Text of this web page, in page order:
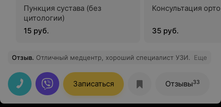
Пункция сустава (без
цитологии)
15 руб.
Консультация
35 руб.
Отзыв. Отличный медцентр, хороший специалист УЗИ. Еще
Записаться Отзывы33